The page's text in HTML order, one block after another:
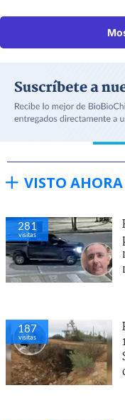
VISTO AHORA
281
visitas
187
visitas